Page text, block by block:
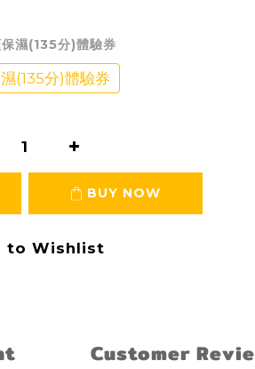
濕(135分)體驗券
(135分)體驗券
BUY NOW
to Wishlist
Customer